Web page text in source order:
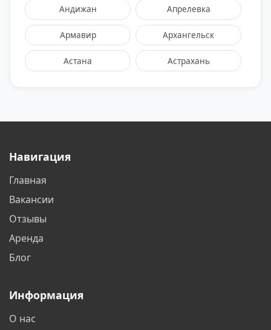
Андижан Апрелевка
Армавир Архангельск
Астана Астрахань
Бишкек
Волгоград
Навигация
Главная
Вакансии
Отзывы
Аренда
Блог
Информация
О нас